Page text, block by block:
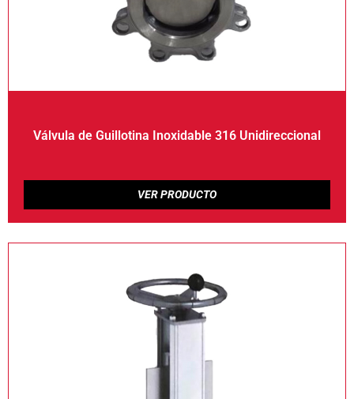
Válvula de Guillotina Inoxidable 316 Unidireccional